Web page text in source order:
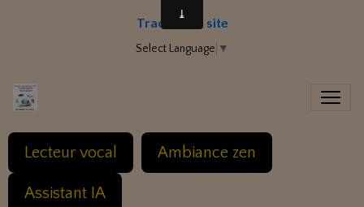
Traduire le site
Select Language ▼
Lecteur vocal Ambiance zen
Assistant IA